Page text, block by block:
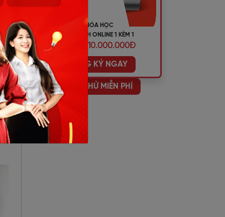
KHÓA HỌC
TIẾNG ANH ONLINE 1 KÈM 1
ƯU ĐÃI 10.000.000Đ
ĐĂNG KÝ NGAY
HỌC THỬ MIỄN PHÍ